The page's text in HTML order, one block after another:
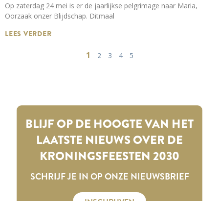
Op zaterdag 24 mei is er de jaarlijkse pelgrimage naar Maria,
Oorzaak onzer Blijdschap. Ditmaal
LEES VERDER
1 2 3 4 5
BLIJF OP DE HOOGTE VAN HET
LAATSTE NIEUWS OVER DE
KRONINGSFEESTEN 2030
SCHRIJF JE IN OP ONZE NIEUWSBRIEF